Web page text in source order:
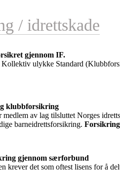
/ idrettskade
gjennom IF.
ulykke Standard
klubbforsikring
medlem av lag tilsluttet Norges
barneidrettsforsikring.
gjennom særforbund
krever det som oftest lisens for å